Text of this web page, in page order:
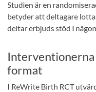
Studien är en
betyder att deltagare
deltar erbjuds stöd i
format
I ReWrite Birth RCT